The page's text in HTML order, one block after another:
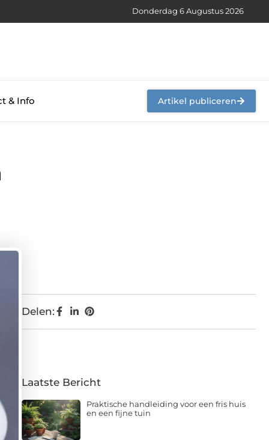
Donderdag 6 Augustus 2026
& Info Artikel publiceren
Delen:
Laatste Bericht
Praktische handleiding voor een fris huis
en een fijne tuin